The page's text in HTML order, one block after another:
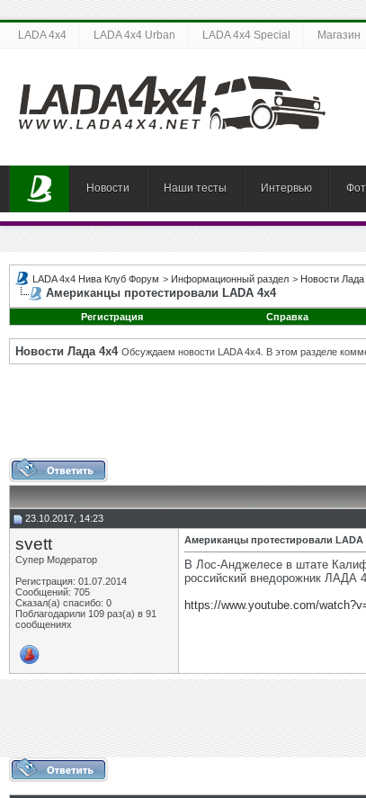
LADA 4x4 LADA 4x4 Urban LADA 4x4 Special Магазин
Новости Наши тесты Интервью
LADA 4x4 Нива Клуб Форум > Информационный раздел > Новости Лада
Американцы протестировали LADA 4х4
Регистрация
Справка
Новости Лада 4х4 Обсуждаем новости LADA 4x4. В этом разделе
23.10.2017, 14:23
svett
Супер Модератор
Регистрация: 01.07.2014
Сообщений: 705
Сказал(а) спасибо: 0
Поблагодарили 109 раз(а) в 91
сообщениях
Американцы протестировали LADA
В Лос-Анджелесе в штате
российский внедорожник ЛАДА
https://www.youtube.com/